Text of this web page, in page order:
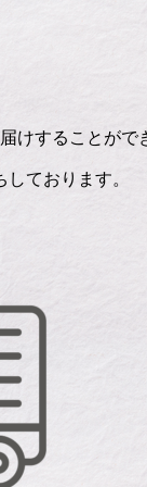
けすることがで
ております。